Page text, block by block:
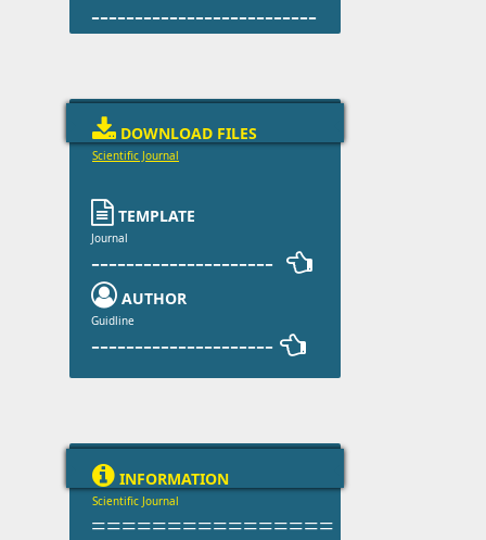
--------------------------
 DOWNLOAD FILES
Scientific Journal
 TEMPLATE
Journal
--------------------- 
 AUTHOR
Guidline
--------------------- 
 INFORMATION
Scientific Journal
================